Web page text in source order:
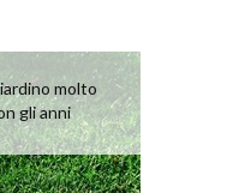
molto
gli anni